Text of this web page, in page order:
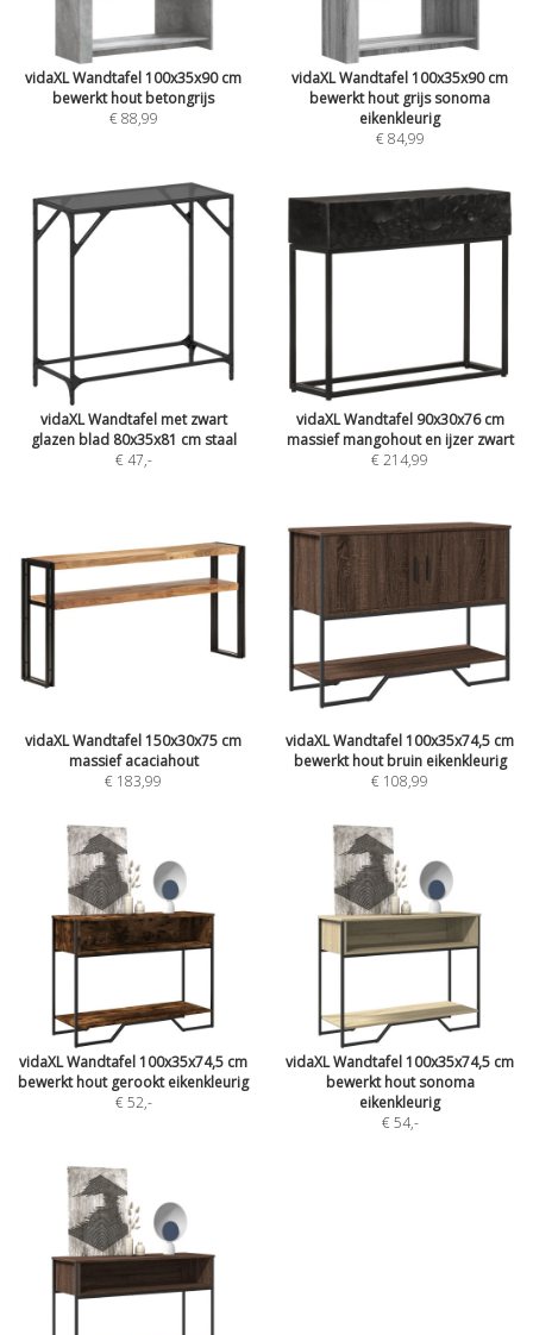
vidaXL Wandtafel 100x35x90 cm
bewerkt hout betongrijs
€ 88,99
vidaXL Wandtafel 100x35x90 cm
bewerkt hout grijs sonoma
eikenkleurig
€ 84,99
vidaXL Wandtafel met zwart
glazen blad 80x35x81 cm staal
€ 47,-
vidaXL Wandtafel 90x30x76 cm
massief mangohout en ijzer zwart
€ 214,99
vidaXL Wandtafel 150x30x75 cm
massief acaciahout
€ 183,99
vidaXL Wandtafel 100x35x74,5 cm
bewerkt hout bruin eikenkleurig
€ 108,99
vidaXL Wandtafel 100x35x74,5 cm
bewerkt hout gerookt eikenkleurig
€ 52,-
vidaXL Wandtafel 100x35x74,5 cm
bewerkt hout sonoma
eikenkleurig
€ 54,-